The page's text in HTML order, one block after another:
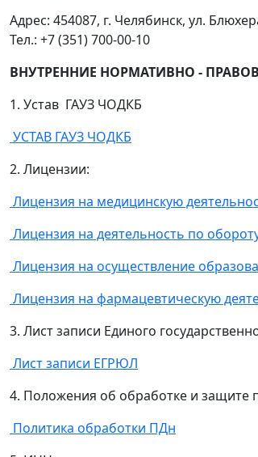
Адрес: 454087, г. Челябинск, ул.
Тел.: +7 (351) 700-00-10
ВНУТРЕННИЕ НОРМАТИВНО -
1. Устав ГАУЗ ЧОДКБ
УСТАВ ГАУЗ ЧОДКБ
2. Лицензии:
Лицензия на медицинскую
Лицензия на деятельность по
Лицензия на осуществление
Лицензия на фармацевтическую
3. Лист записи Единого
Лист записи ЕГРЮЛ
4. Положения об обработке и защите
Политика обработки ПДн